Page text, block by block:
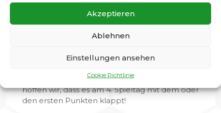
Akzeptieren
Ablehnen
Einstellungen ansehen
Cookie Richtlinie
auch die Fans. Wenn aber nach drei Spieltag
schon von außen vieles infrage gestellt wird, ist
das kontraproduktiv und hilft niemandem.
Die Mannschaft steht hinter dem Trainer, der
geschlossen hinter dem Verein stehen. Nur so
raus. Die Spielpause wird genutzt und dann
hoffen wir, dass es am 4. Spieltag mit dem oder
den ersten Punkten klappt!